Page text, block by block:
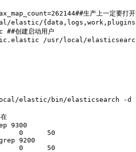
生产上一定要打开
elastic/{data,logs,work,plugins} -
创建启动用户
/usr/local/
elastic/bin/elasticsearch -
9300
0      50
9200
0      50